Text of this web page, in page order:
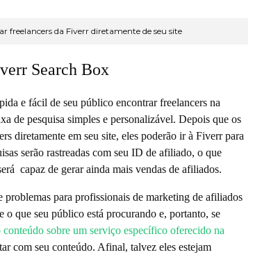
freelancers da Fiverr diretamente de seu site
Search Box
e fácil de seu público encontrar freelancers na
de pesquisa simples e personalizável. Depois que os
diretamente em seu site, eles poderão ir à Fiverr para
serão rastreadas com seu ID de afiliado, o que
capaz de gerar ainda mais vendas de afiliados.
problemas para profissionais de marketing de afiliados
o que seu público está procurando e, portanto, se
conteúdo sobre um serviço específico oferecido na
com seu conteúdo. Afinal, talvez eles estejam